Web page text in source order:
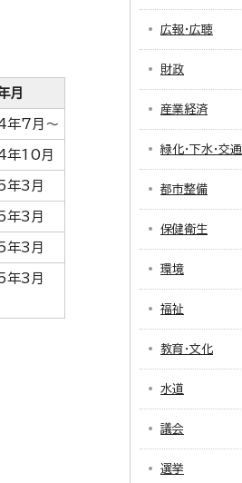
月
年7月～
年10月
年3月
年3月
年3月
年3月
広報・広聴
財政
産業経済
緑化・下水・交通
都市整備
保健衛生
環境
福祉
教育・文化
水道
議会
選挙